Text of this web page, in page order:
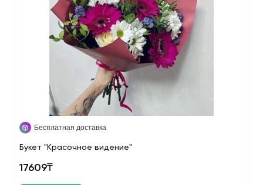
Бесплатная доставка
Букет "Красочное видение"
17609₸